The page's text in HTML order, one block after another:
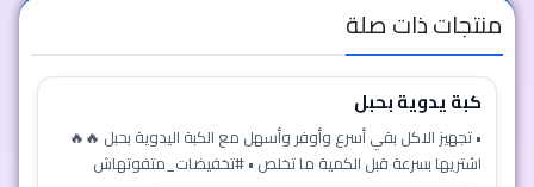
منتجات ذات صلة
كبة يدوية بحبل
• تجهيز الاكل بقي أسرع وأوفر وأسهل مع الكبة اليدوية بحبل 🔥🔥
اشتريها بسرعة قبل الكمية ما تخلص • #تخفيضات_متفوتهاش